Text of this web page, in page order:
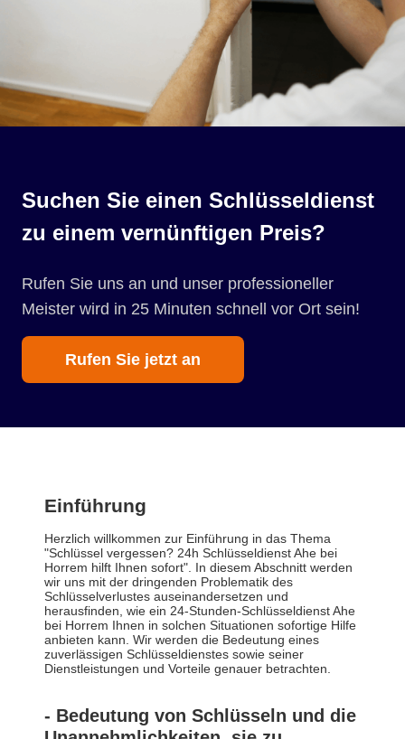
Suchen Sie einen Schlüsseldienst
zu einem vernünftigen Preis?
Rufen Sie uns an und unser professioneller
Meister wird in 25 Minuten schnell vor Ort sein!
Rufen Sie jetzt an
Einführung
Herzlich willkommen zur Einführung in das Thema
"Schlüssel vergessen? 24h Schlüsseldienst Ahe bei
Horrem hilft Ihnen sofort". In diesem Abschnitt werden
wir uns mit der dringenden Problematik des
Schlüsselverlustes auseinandersetzen und
herausfinden, wie ein 24-Stunden-Schlüsseldienst Ahe
bei Horrem Ihnen in solchen Situationen sofortige Hilfe
anbieten kann. Wir werden die Bedeutung eines
zuverlässigen Schlüsseldienstes sowie seiner
Dienstleistungen und Vorteile genauer betrachten.
- Bedeutung von Schlüsseln und die